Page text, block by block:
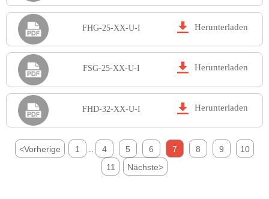
FHG-25-XX-U-I  Herunterladen
FSG-25-XX-U-I  Herunterladen
FHD-32-XX-U-I  Herunterladen
<Vorherige 1 4 5 6 7 8 9
10
11
Nächste>